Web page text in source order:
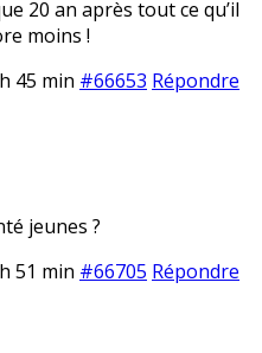
20 an après tout ce qu’il
moins !
45 min #66653 Répondre
jeunes ?
51 min #66705 Répondre